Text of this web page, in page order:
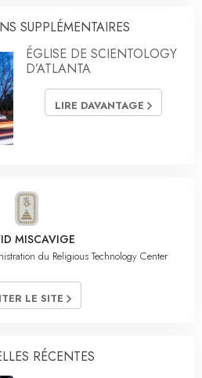
SUPPLÉMENTAIRES
ÉGLISE DE SCIENTOLOGY
D’ATLANTA
LIRE DAVANTAGE
MISCAVIGE
du Religious Technology Center
LE SITE
RÉCENTES